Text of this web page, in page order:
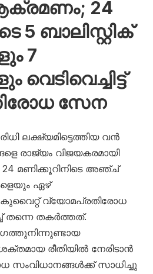
24
5 ബാലിസ്റ്റിക്
7
സേന
ലക്ഷ്യമിട്ടെത്തിയ വൻ
രാജ്യം വിജയകരമായി
24 മണിക്കൂറിനിടെ അഞ്ച്
ഏഴ്
വ്യോമപ്രതിരോധ
തകർത്തത്.
രീതിയിൽ നേരിടാൻ
സംവിധാനങ്ങൾക്ക് സാധിച്ചു